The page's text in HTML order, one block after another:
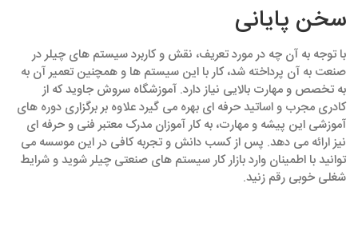
سخن پایانی
با توجه به آن چه در مورد تعریف، نقش و کاربرد سیستم ‌های چیلر در
صنعت به آن پرداخته شد، کار با این سیستم ها و همچنین تعمیر آن به
به تخصص و مهارت بالایی نیاز دارد. آموزشگاه سروش جاوید که از
کادری مجرب و اساتید حرفه ای بهره می گیرد علاوه بر برگزاری دوره های
آموزشی این پیشه و مهارت، به کار آموزان مدرک معتبر فنی و حرفه ای
نیز ارائه می دهد. پس از کسب دانش و تجربه کافی در این موسسه می
توانید با اطمینان وارد بازار کار سیستم های صنعتی چیلر شوید و شرایط
شغلی خوبی رقم زنید.